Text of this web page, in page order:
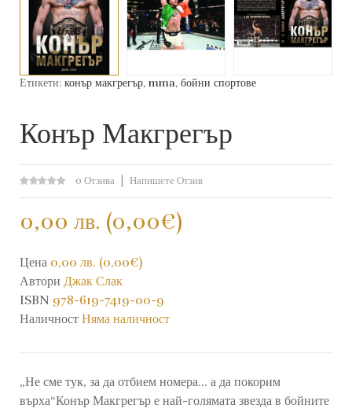
Етикети: конър макгрегър, mma, бойни спортове
Конър Макгрегър
0 Отзива Напишете Отзив
0,00 лв. (0,00€)
Цена 0,00 лв. (0,00€)
Автори Джак Слак
ISBN 978-619-7419-00-9
Наличност Няма наличност
„Не сме тук, за да отбием номера... а да покорим
върха“Конър Макгрегър е най-голямата звезда в бойните